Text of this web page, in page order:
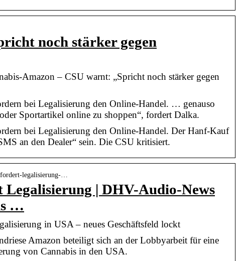
noch stärker gegen
Amazon – CSU warnt: „Spricht noch stärker gegen
bei Legalisierung den Online-Handel. … genauso
Sportartikel online zu shoppen“, fordert Dalka.
bei Legalisierung den Online-Handel. Der Hanf-Kauf
an den Dealer“ sein. Die CSU kritisiert.
legalisierung-…
| DHV-Audio-News
…
in USA – neues Geschäftsfeld lockt
Amazon beteiligt sich an der Lobbyarbeit für eine
von Cannabis in den USA.